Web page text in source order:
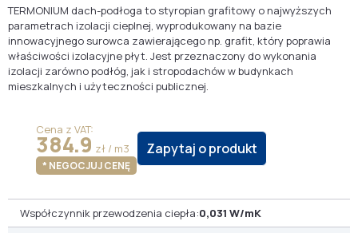
TERMONIUM dach-podłoga to styropian grafitowy o najwyższych
parametrach izolacji cieplnej, wyprodukowany na bazie
innowacyjnego surowca zawierającego np. grafit, który poprawia
właściwości izolacyjne płyt. Jest przeznaczony do wykonania
izolacji zarówno podłóg, jak i stropodachów w budynkach
mieszkalnych i użyteczności publicznej.
Cena z VAT:
384.9 zł / m3
* NEGOCJUJ CENĘ
Zapytaj o produkt
Współczynnik przewodzenia ciepła:0,031 W/mK